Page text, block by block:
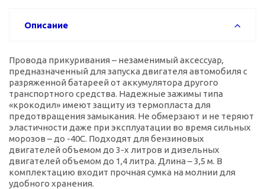
Описание
Провода прикуривания – незаменимый аксессуар,
предназначенный для запуска двигателя автомобиля с
разряженной батареей от аккумулятора другого
транспортного средства. Надежные зажимы типа
«крокодил» имеют защиту из термопласта для
предотвращения замыкания. Не обмерзают и не теряют
эластичности даже при эксплуатации во время сильных
морозов – до -40С. Подходят для бензиновых
двигателей объемом до 3-х литров и дизельных
двигателей объемом до 1,4 литра. Длина – 3,5 м. В
комплектацию входит прочная сумка на молнии для
удобного хранения.